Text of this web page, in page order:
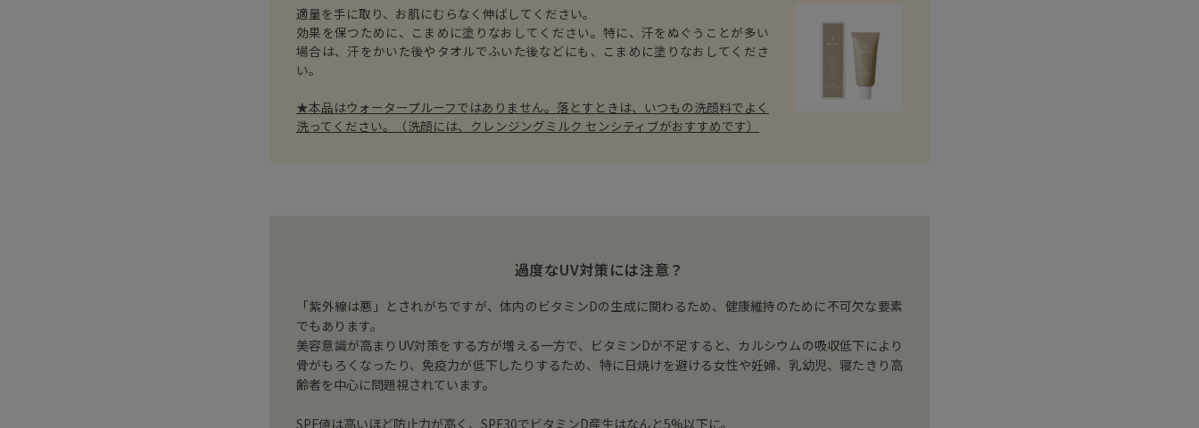
適量を手に取り、お肌にむらなく伸ばしてください。
効果を保つために、こまめに塗りなおしてください。特に、汗をぬぐうことが多い
場合は、汗をかいた後やタオルでふいた後などにも、こまめに塗りなおしてくださ
い。
★本品はウォータープルーフではありません。落とすときは、いつもの洗顔料でよく
洗ってください。（洗顔には、クレンジングミルク センシティブがおすすめです）
過度なUV対策には注意？
「紫外線は悪」とされがちですが、体内のビタミンDの生成に関わるため、健康維持のために不可欠な要素
でもあります。
美容意識が高まりUV対策をする方が増える一方で、ビタミンDが不足すると、カルシウムの吸収低下により
骨がもろくなったり、免疫力が低下したりするため、特に日焼けを避ける女性や妊婦、乳幼児、寝たきり高
齢者を中心に問題視されています。
SPF値は高いほど防止力が高く、SPF30でビタミンD産生はなんと5%以下に。